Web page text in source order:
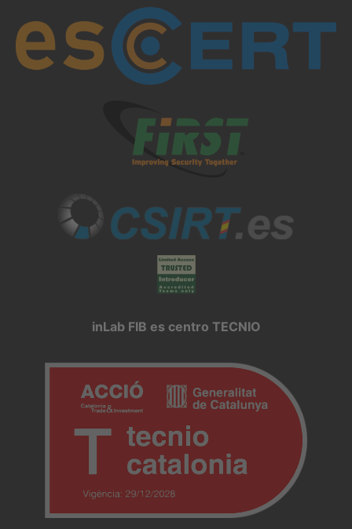
inLab FIB es centro TECNIO